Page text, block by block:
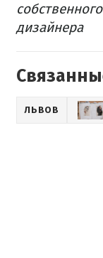
дизайнера
ЛЬВОВ